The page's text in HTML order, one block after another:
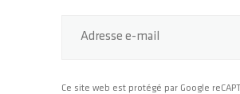
Adresse e-mail
Ce site web est protégé par Google